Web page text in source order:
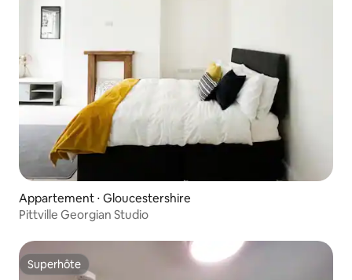
Appartement ⋅ Gloucestershire
Pittville Georgian Studio
Superhôte
Superhôte